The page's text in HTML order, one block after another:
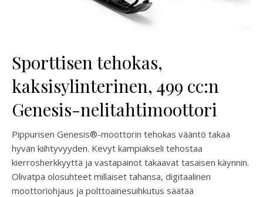
Sporttisen tehokas,
kaksisylinterinen, 499 cc:n
Genesis-nelitahtimoottori
Pippurisen Genesis®-moottorin tehokas vääntö takaa
hyvän kiihtyvyyden. Kevyt kampiakseli tehostaa
kierrosherkkyyttä ja vastapainot takaavat tasaisen käynnin.
Olivatpa olosuhteet millaiset tahansa, digitaalinen
moottoriohjaus ja polttoainesuihkutus säätää